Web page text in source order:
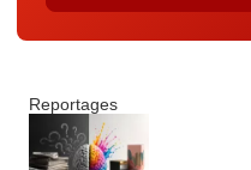
Reportages